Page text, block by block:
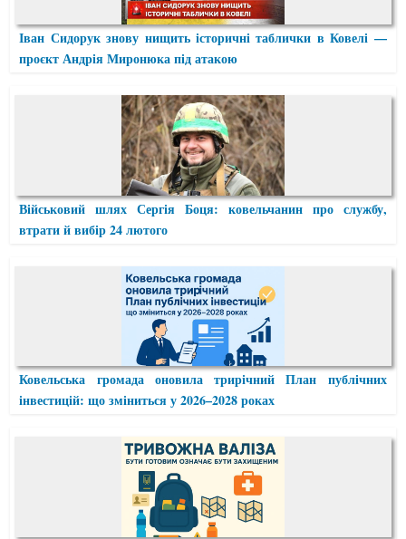
Іван Сидорук знову нищить історичні таблички в Ковелі —
проєкт Андрія Миронюка під атакою
Військовий шлях Сергія Боця: ковельчанин про службу,
втрати й вибір 24 лютого
Ковельська громада оновила трирічний План публічних
інвестицій: що зміниться у 2026–2028 роках